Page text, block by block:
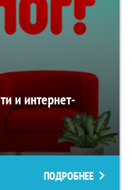
и интернет-
ПОДРОБНЕЕ